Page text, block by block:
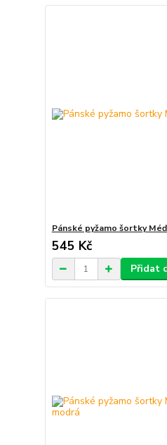
Pánské pyžamo šortky
545 Kč
Přidat